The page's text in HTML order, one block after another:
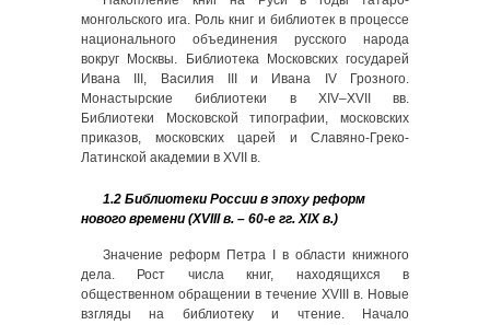
монгольского ига. Роль книг и библиотек в процессе
национального объединения русского народа
вокруг Москвы. Библиотека Московских государей
Ивана III, Василия III и Ивана IV Грозного.
Монастырские библиотеки в XIV–XVII вв.
Библиотеки Московской типографии, московских
приказов, московских царей и Славяно-Греко-
Латинской академии в XVII в.
1.2 Библиотеки России в эпоху реформ
нового времени (XVIII в. – 60‑е гг. XIX в.)
Значение реформ Петра I в области книжного
дела. Рост числа книг, находящихся в
общественном обращении в течение XVIII в. Новые
взгляды на библиотеку и чтение. Начало